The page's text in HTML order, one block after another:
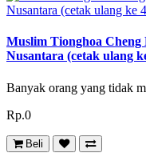
Muslim Tionghoa
Nusantara (cetak ulang
Banyak orang yang tidak
Rp.0
Beli